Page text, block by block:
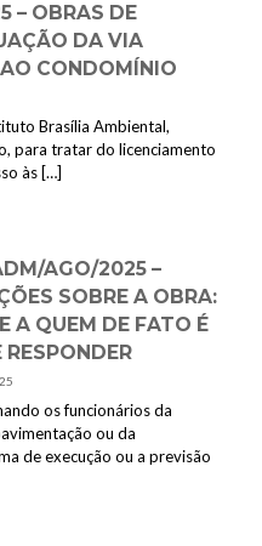
– OBRAS DE
DA VIA
CONDOMÍNIO
Brasília Ambiental,
para tratar do licenciamento
às[…]
AGO/2025 –
SOBRE A OBRA:
A QUEM DE FATO É
RESPONDER
os funcionários da
ou da
de execução ou a previsão